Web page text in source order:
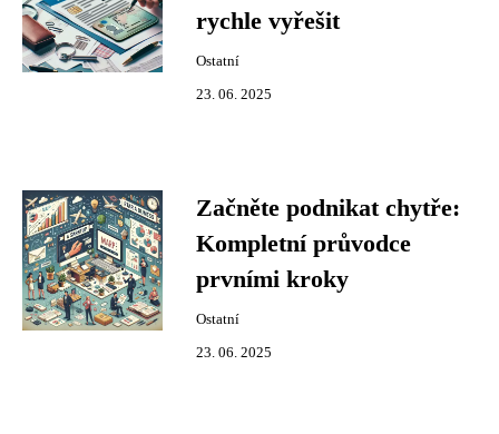
rychle vyřešit
Ostatní
23. 06. 2025
Začněte podnikat chytře:
Kompletní průvodce
prvními kroky
Ostatní
23. 06. 2025